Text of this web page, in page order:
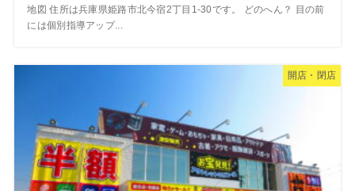
地図 住所は兵庫県姫路市北今宿2丁目1-30です。 どのへん？ 目の前
には個別指導アップ...
開店・閉店